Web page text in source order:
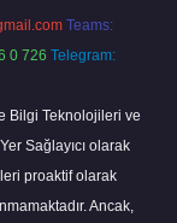
Teams:
0 726 Telegram:
Bilgi Teknolojileri ve
Sağlayıcı olarak
proaktif olarak
Ancak,